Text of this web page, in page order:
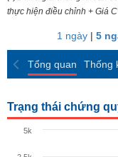
cổphiếu
ngành
giao
dịch
cổ
So
sánh
Báo
cáo
vụ
thực hiện điều chỉnh + Giá
1 ngày| 5
Tổng quan Thống
Trạng thái chứng
5k
HÀNG
KINH
GIỚI